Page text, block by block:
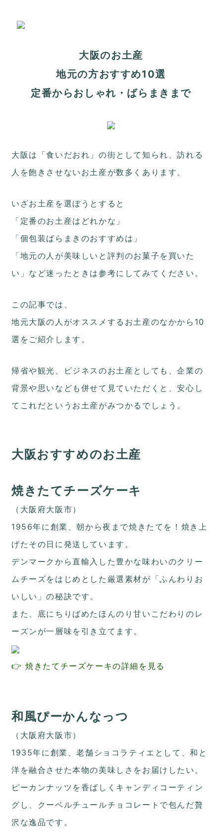
大阪のお土産
地元の方おすすめ10選
定番からおしゃれ・ばらまきまで
大阪は「食いだおれ」の街として知られ、訪れる
人を飽きさせないお土産が数多くあります。
いざお土産を選ぼうとすると
「定番のお土産はどれかな」
「個包装ばらまきのおすすめは」
「地元の人が美味しいと評判のお菓子を買いた
い」など迷ったときは参考にしてみてください。
この記事では、
地元大阪の人がオススメするお土産のなかから10
選をご紹介します。
帰省や観光、ビジネスのお土産としても、企業の
背景や思いなども併せて見ていただくと、安心し
てこれだというお土産がみつかるでしょう。
大阪おすすめのお土産
焼きたてチーズケーキ
（大阪府大阪市）
1956年に創業、朝から夜まで焼きたてを！焼き上
げたその日に発送しています。
デンマークから直輸入した豊かな味わいのクリー
ムチーズをはじめとした厳選素材が「ふんわりお
いしい」の秘訣です。
また、底にちりばめたほんのり甘いこだわりのレ
ーズンが一層味を引き立てます。
👉 焼きたてチーズケーキの詳細を見る
和風ぴーかんなっつ
（大阪府大阪市）
1935年に創業、老舗ショコラティエとして、和と
洋を融合させた本物の美味しさをお届けしたい。
ピーカンナッツを香ばしくキャンディコーティン
グし、クーベルチュールチョコレートで包んだ贅
沢な逸品です。